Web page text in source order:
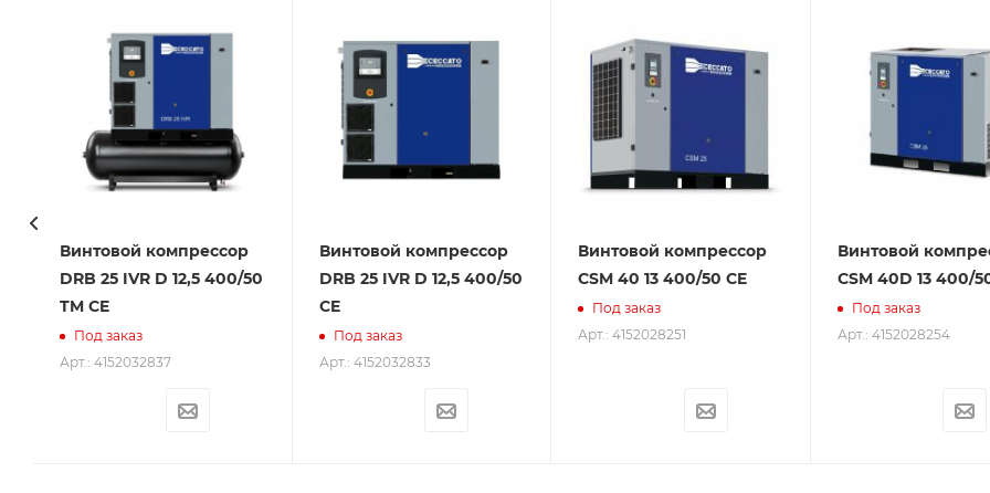
Винтовой компрессор
DRB 25 IVR D 12,5 400/50
TM CE
Под заказ
Арт.: 4152032837
Винтовой компрессор
DRB 25 IVR D 12,5 400/50
CE
Под заказ
Арт.: 4152032833
Винтовой компрессор
CSM 40 13 400/50 CE
Под заказ
Арт.: 4152028251
Винтовой
CSM 40D 13 400/
Под заказ
Арт.: 4152028254